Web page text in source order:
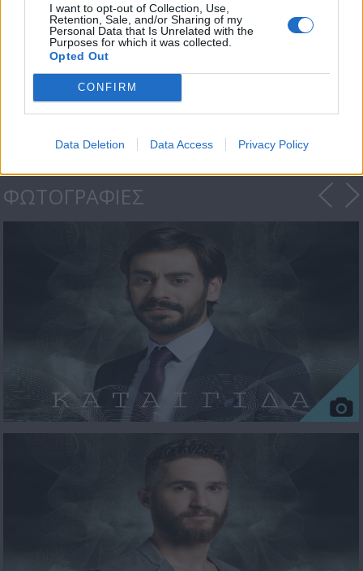
I want to opt-out of Collection, Use,
Retention, Sale, and/or Sharing of my
Personal Data that Is Unrelated with the
Purposes for which it was collected.
Opted Out
CONFIRM
Data Deletion Data Access Privacy Policy
Καταιγίδα Δευτέρα
με...
ΦΩΤΟΓΡΑΦΙΕΣ